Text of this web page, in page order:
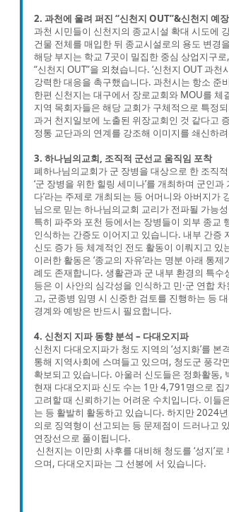
2. 과천에 울려 퍼진 “신천지 OUT”&신천지 예장
과천 시민들이 신천지의 종교시설 확대 시도에
건물 전체를 매입한 뒤 종교시설로의 용도 변경
해당 부지는 학교 7곳이 밀집한 중심 상업지구
“신천지 OUT”을 외쳤습니다. ‘신천지 OUT 과
강력한 대응을 촉구했습니다. 과천시는 항소 준
한편 신천지는 대구에서 장로교회와 MOU를
지역 목회자들은 해당 교회가 구체적으로 특정
과거 천지일보에 노출된 위장교회인 것 같다고
정통 교단과의 연계를 강조해 이미지를 쇄신하
3. 하나님의교회, 조직적 군선교 움직임 포착
폐하나님의교회가 군 장병을 대상으로 한 조직
‘군 장병을 위한 힐링 세미나’를 개최하며 군인
다’라는 주제로 개최되는 등 어머니와 아버지
님으로 믿는 하나님의교회 교리가 전파될 가능
특히 파주와 포천 등에서는 장병들이 외부 종교
인식하는 간증도 이어지고 있습니다. 내부 간증
신도 증가 등 체계적인 전도 활동이 이뤄지고 있
이러한 활동은 ‘종교의 자유’라는 명분 아래 통
례도 존재합니다. 생활관과 군 내부 환경의 특
등은 이 사안의 심각성을 인식하고 민·군 연합
고, 군종병 임명 시 신중한 검토를 진행하는 등
경계와 예방은 반드시 필요합니다.
4. 신천지 지파 동향 분석 – 다대오지파
신천지 다대오지파가 청도 지역의 ‘성지화’를
통해 지역사회에 스며들고 있으며, 청도군 풍각
확보되고 있습니다. 아울러 신도들은 정화활동,
현재 다대오지파 신도 수는 1만 4,791명으로
고려할 때 신뢰하기는 어려운 수치입니다. 이
는 등 활발히 활동하고 있습니다. 하지만 2024
의로 징역형이 선고되는 등 문제점이 드러나고
연장선으로 풀이됩니다.
신천지는 이만희 사후를 대비해 청도를 ‘성지’
으며, 다대오지파는 그 선봉에 서 있습니다.